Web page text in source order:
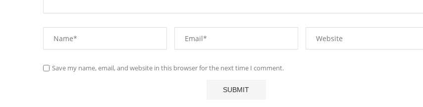
Save my name, email, and website in this browser for the next time I comment.